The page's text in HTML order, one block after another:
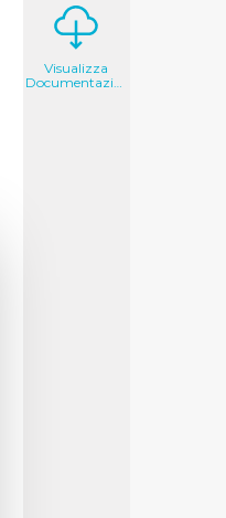
Visualizza
Documentazione